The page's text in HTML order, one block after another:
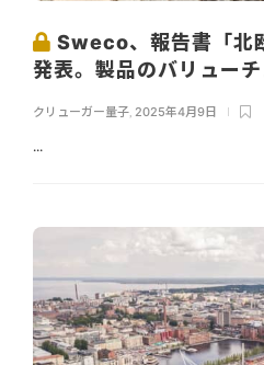
Sweco、報告書「北
発表。製品のバリュー
クリューガー量子 2025年4月9日
...